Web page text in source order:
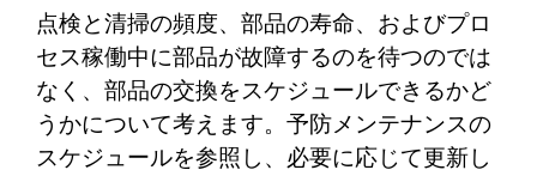
点検と清掃の頻度、部品の寿命、およびプロ
セス稼働中に部品が故障するのを待つのでは
なく、部品の交換をスケジュールできるかど
うかについて考えます。予防メンテナンスの
スケジュールを参照し、必要に応じて更新し